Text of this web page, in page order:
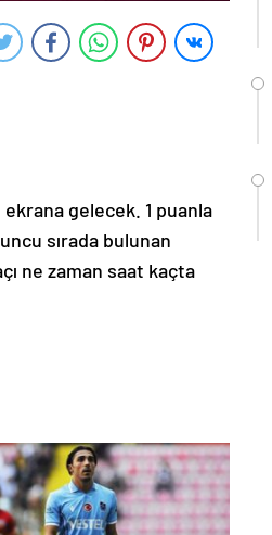
gelecek. 1 puanla
sırada bulunan
ne zaman saat kaçta